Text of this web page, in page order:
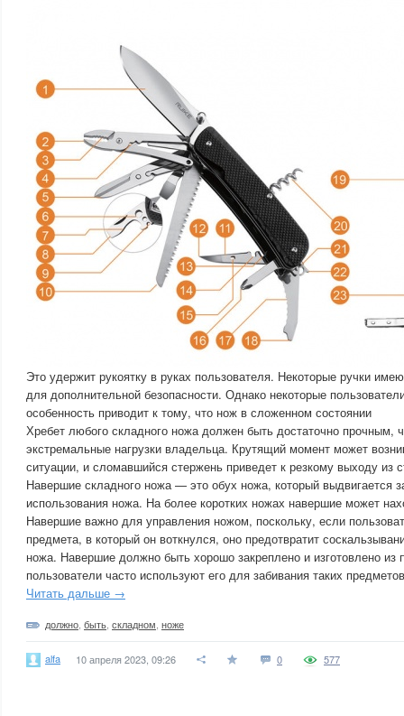
Это удержит рукоятку в руках пользователя. Некоторые ручки
для дополнительной безопасности. Однако некоторые
особенность приводит к тому, что нож в сложенном состоянии
Хребет любого складного ножа должен быть достаточно прочным,
экстремальные нагрузки владельца. Крутящий момент может
ситуации, и сломавшийся стержень приведет к резкому выходу из
Навершие складного ножа — это обух ножа, который выдвигается
использования ножа. На более коротких ножах навершие может
Навершие важно для управления ножом, поскольку, если
предмета, в который он воткнулся, оно предотвратит
ножа. Навершие должно быть хорошо закреплено и изготовлено из
пользователи часто используют его для забивания таких
Читать дальше →
должно быть складном ноже
alfa 10 апреля 2023, 09:26 0 577